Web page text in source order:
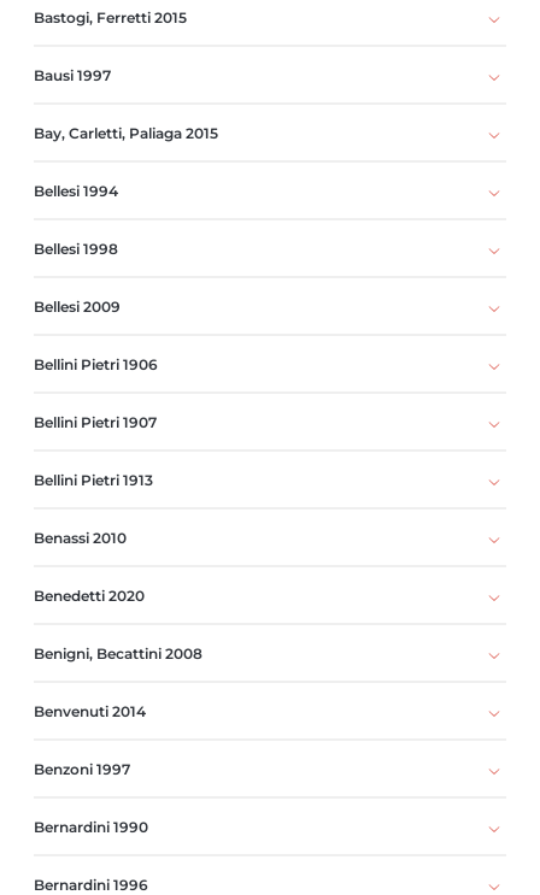
Bastogi, Ferretti 2015
Bausi 1997
Bay, Carletti, Paliaga 2015
Bellesi 1994
Bellesi 1998
Bellesi 2009
Bellini Pietri 1906
Bellini Pietri 1907
Bellini Pietri 1913
Benassi 2010
Benedetti 2020
Benigni, Becattini 2008
Benvenuti 2014
Benzoni 1997
Bernardini 1990
Bernardini 1996